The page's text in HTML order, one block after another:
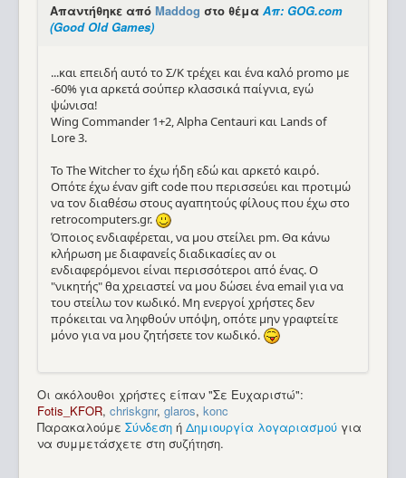
Απαντήθηκε από Maddog στο θέμα Απ: GOG.com
(Good Old Games)
...και επειδή αυτό το Σ/Κ τρέχει και ένα καλό promo με
-60% για αρκετά σούπερ κλασσικά παίγνια, εγώ
ψώνισα!
Wing Commander 1+2, Alpha Centauri και Lands of
Lore 3.
Το The Witcher το έχω ήδη εδώ και αρκετό καιρό.
Οπότε έχω έναν gift code που περισσεύει και προτιμώ
να τον διαθέσω στους αγαπητούς φίλους που έχω στο
retrocomputers.gr.
Όποιος ενδιαφέρεται, να μου στείλει pm. Θα κάνω
κλήρωση με διαφανείς διαδικασίες αν οι
ενδιαφερόμενοι είναι περισσότεροι από ένας. O
"νικητής" θα χρειαστεί να μου δώσει ένα email για να
του στείλω τον κωδικό. Μη ενεργοί χρήστες δεν
πρόκειται να ληφθούν υπόψη, οπότε μην γραφτείτε
μόνο για να μου ζητήσετε τον κωδικό.
Οι ακόλουθοι χρήστες είπαν "Σε Ευχαριστώ":
Fotis_KFOR, chriskgnr, glaros, konc
Παρακαλούμε Σύνδεση ή Δημιουργία λογαριασμού για
να συμμετάσχετε στη συζήτηση.